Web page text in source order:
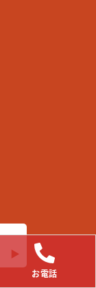
お電話
▶︎